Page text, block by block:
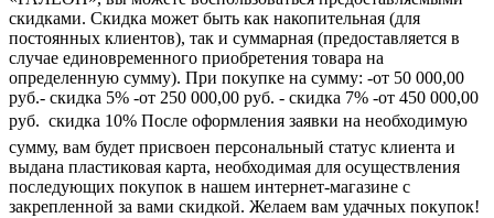
скидками. Скидка может быть как накопительная (для
постоянных клиентов), так и суммарная (предоставляется в
случае единовременного приобретения товара на
определенную сумму). При покупке на сумму: -от 50 000,00
руб.- скидка 5% -от 250 000,00 руб. - скидка 7% -от 450 000,00
руб.  скидка 10% После оформления заявки на необходимую
сумму, вам будет присвоен персональный статус клиента и
выдана пластиковая карта, необходимая для осуществления
последующих покупок в нашем интернет-магазине с
закрепленной за вами скидкой. Желаем вам удачных покупок!